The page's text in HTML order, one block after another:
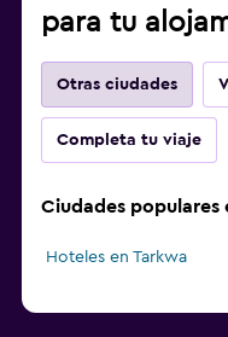
para tu
Otras ciudades
Completa tu viaje
Ciudades populares
Hoteles en Tarkwa